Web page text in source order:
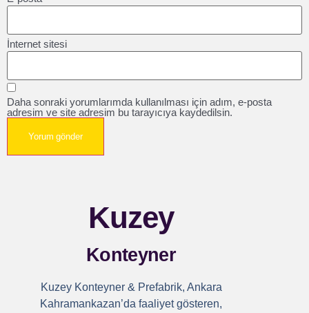
İnternet sitesi
Daha sonraki yorumlarımda kullanılması için adım, e-posta
adresim ve site adresim bu tarayıcıya kaydedilsin.
Kuzey
Konteyner
Kuzey Konteyner & Prefabrik, Ankara
Kahramankazan’da faaliyet gösteren,